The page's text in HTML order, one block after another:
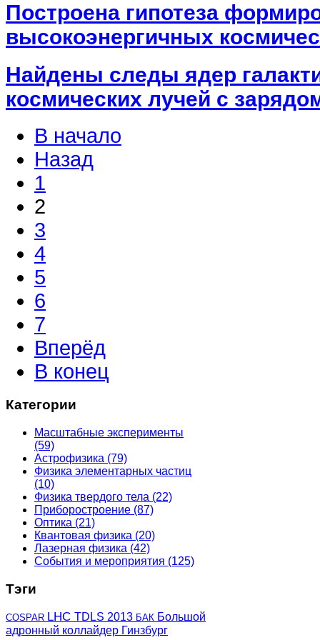
Построена гипотеза
высокоэнергичных
Найдены следы ядер
космических лучей с
В начало
Назад
1
2
3
4
5
6
7
Вперёд
В конец
Категории
Масштабные эксперименты
(59)
Астрофизика (79)
Физика элементарных частиц
(10)
Физика твердого тела (22)
Приборостроение (87)
Оптика (21)
Квантовая физика (20)
Лазерная физика (42)
События и мероприятия (125)
Тэги
COSPAR LHC TDLS 2013 БАК Большой
адронный коллайдер Гинзбург